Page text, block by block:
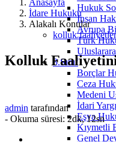
Hukuk
İnsan
Avrupa
Türk
3.Sınıf
Borçlar
Ceza
Medeni
İdari
Eşya
Kıymetli
Genel
Anasayfa
İdare Hukuku
Alakalı Konular
kolluk
Kolluk
admin tarafından
- Okuma süresi: 2dk, 12sn